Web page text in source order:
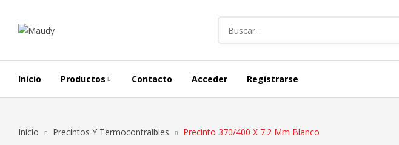
Inicio Productos
Iluminación Exterior
Representaciones
Contacto Acceder Registrarse
Inicio Precintos Y Termocontraíbles Precinto 370/400 X 7.2 Mm Blanco